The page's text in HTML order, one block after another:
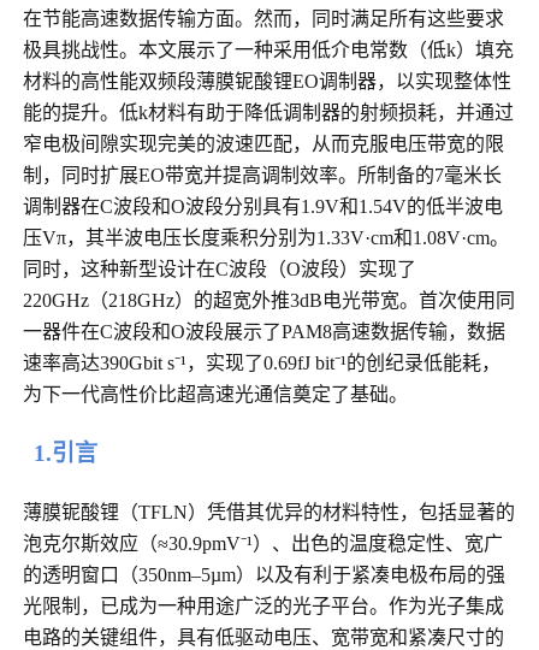
在节能高速数据传输方面。然而，同时满足所有这些要求
极具挑战性。本文展示了一种采用低介电常数（低k）填充
材料的高性能双频段薄膜铌酸锂EO调制器，以实现整体性
能的提升。低k材料有助于降低调制器的射频损耗，并通过
窄电极间隙实现完美的波速匹配，从而克服电压带宽的限
制，同时扩展EO带宽并提高调制效率。所制备的7毫米长
调制器在C波段和O波段分别具有1.9V和1.54V的低半波电
压Vπ，其半波电压长度乘积分别为1.33V·cm和1.08V·cm。
同时，这种新型设计在C波段（O波段）实现了
220GHz（218GHz）的超宽外推3dB电光带宽。首次使用同
一器件在C波段和O波段展示了PAM8高速数据传输，数据
速率高达390Gbit s⁻¹，实现了0.69fJ bit⁻¹的创纪录低能耗，
为下一代高性价比超高速光通信奠定了基础。
1.引言
薄膜铌酸锂（TFLN）凭借其优异的材料特性，包括显著的
泡克尔斯效应（≈30.9pmV⁻¹）、出色的温度稳定性、宽广
的透明窗口（350nm–5µm）以及有利于紧凑电极布局的强
光限制，已成为一种用途广泛的光子平台。作为光子集成
电路的关键组件，具有低驱动电压、宽带宽和紧凑尺寸的